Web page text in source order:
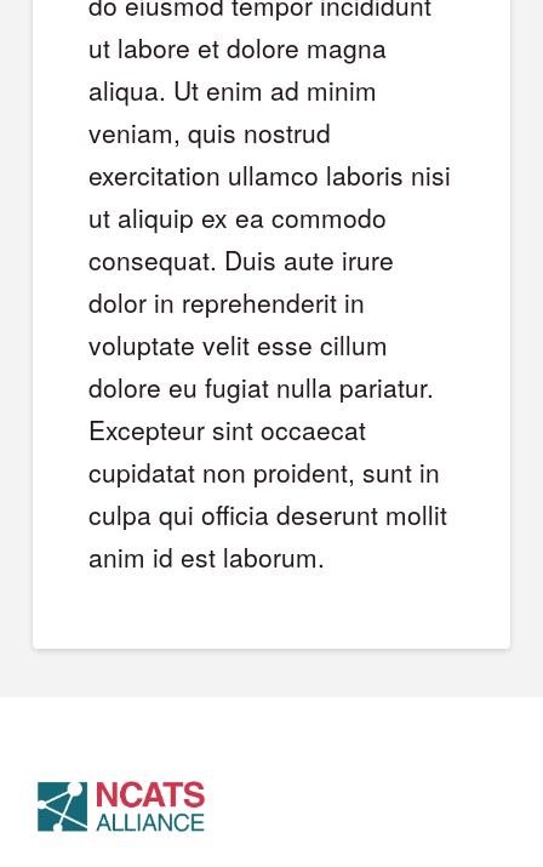
ut labore et dolore magna
aliqua. Ut enim ad minim
veniam, quis nostrud
exercitation ullamco laboris nisi
ut aliquip ex ea commodo
consequat. Duis aute irure
dolor in reprehenderit in
voluptate velit esse cillum
dolore eu fugiat nulla pariatur.
Excepteur sint occaecat
cupidatat non proident, sunt in
culpa qui officia deserunt mollit
anim id est laborum.